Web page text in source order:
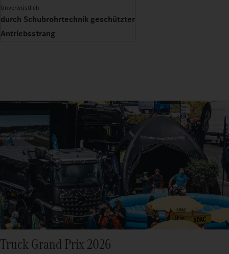
Unverwüstlich
durch Schubrohrtechnik geschützter
Antriebsstrang
Truck Grand Prix 2026